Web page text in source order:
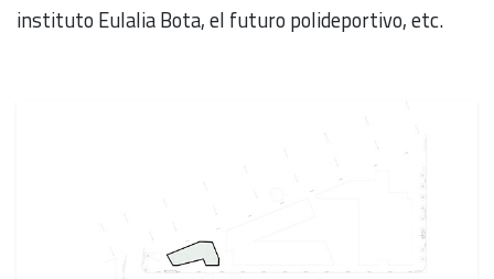
instituto Eulalia Bota, el futuro polideportivo, etc.